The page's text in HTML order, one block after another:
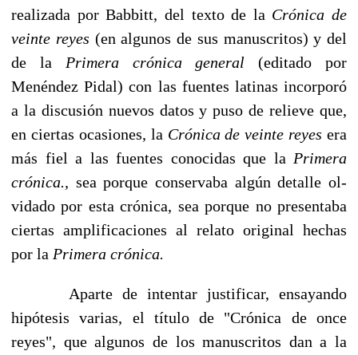
realizada por Babbitt, del texto de la Cróni­ca de
veinte reyes (en algunos de sus manuscritos) y del
de la Primera crónica general(editado por
Menéndez Pidal) con las fuentes latinas incorporó
a la discusión nuevos datos y puso de relieve que,
en ciertas ocasiones, la Crónica de veinte reyes era
más fiel a las fuentes conocidas que la Primera
crónica., sea porque conservaba algún detalle ol­
vidado por esta crónica, sea porque no presentaba
ciertas amplificaciones al relato ori­ginal hechas
por la Primera crónica.
Aparte de intentar justificar, ensayando
hipótesis varias, el título de "Crónica de on­ce
reyes", que algunos de los manuscritos dan a la